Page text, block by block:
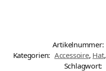
Artikelnummer:
Kategorien: Accessoire, Hat,
Schlagwort: